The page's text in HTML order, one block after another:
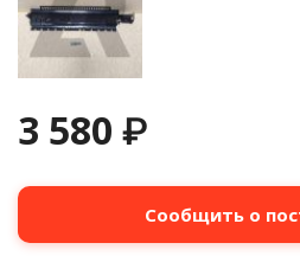
3 580 ₽
Сообщить о